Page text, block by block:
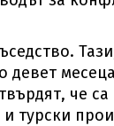
че
турски